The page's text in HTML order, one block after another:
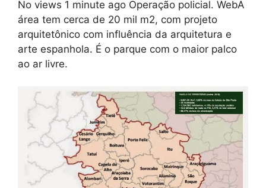
No views 1 minute ago Operação policial. WebA
área tem cerca de 20 mil m2, com projeto
arquitetônico com influência da arquitetura e
arte espanhola. É o parque com o maior palco
ao ar livre.